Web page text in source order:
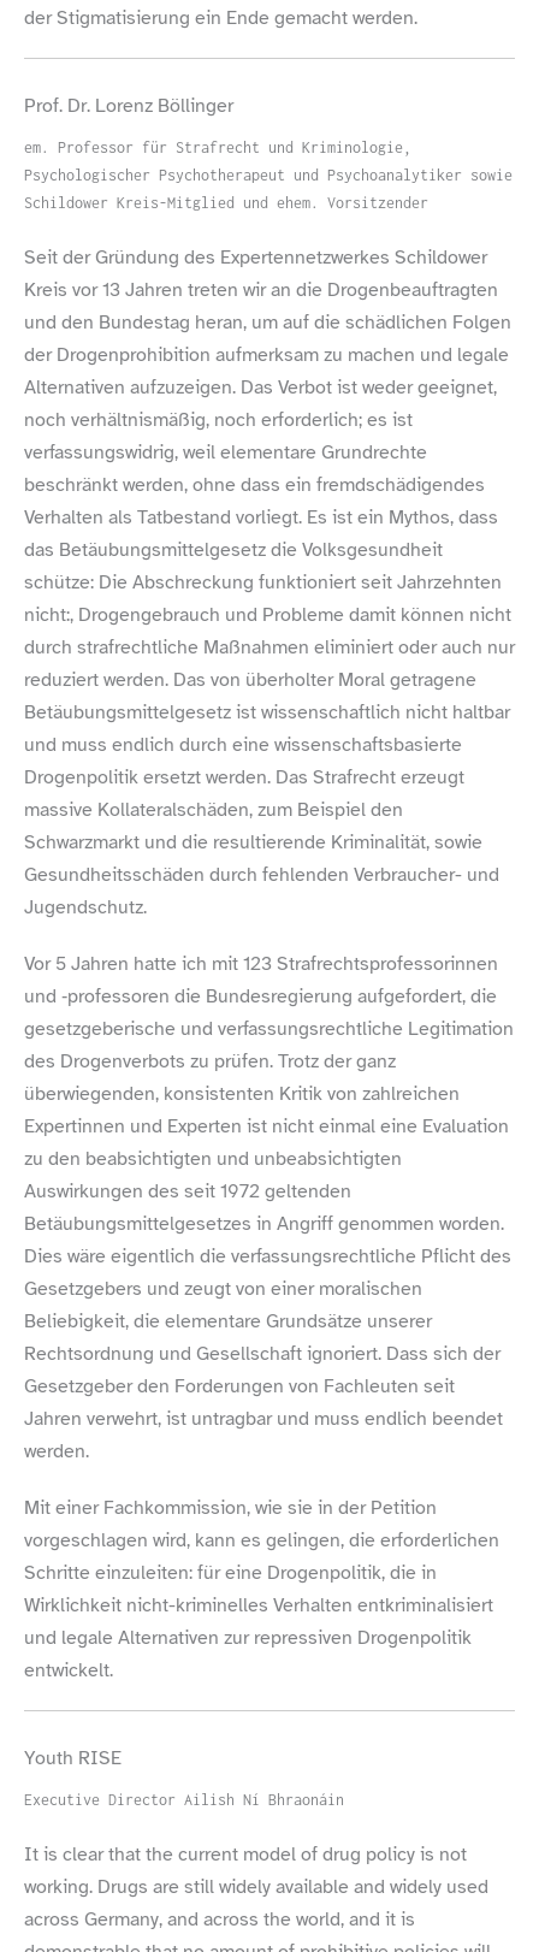
der Stigmatisierung ein Ende gemacht werden.
Prof. Dr. Lorenz Böllinger
em. Professor für Strafrecht und Kriminologie,
Psychologischer Psychotherapeut und Psychoanalytiker sowie
Schildower Kreis-​Mitglied und ehem. Vorsitzender
Seit der Gründung des Expertennetzwerkes Schildower
Kreis vor 13 Jahren treten wir an die Drogenbeauftragten
und den Bundestag heran, um auf die schädlichen Folgen
der Drogenprohibition aufmerksam zu machen und legale
Alternativen aufzuzeigen. Das Verbot ist weder geeignet,
noch verhältnismäßig, noch erforderlich; es ist
verfassungswidrig, weil elementare Grundrechte
beschränkt werden, ohne dass ein fremdschädigendes
Verhalten als Tatbestand vorliegt. Es ist ein Mythos, dass
das Betäubungsmittelgesetz die Volksgesundheit
schütze: Die Abschreckung funktioniert seit Jahrzehnten
nicht:, Drogengebrauch und Probleme damit können nicht
durch strafrechtliche Maßnahmen eliminiert oder auch nur
reduziert werden. Das von überholter Moral getragene
Betäubungsmittelgesetz ist wissenschaftlich nicht haltbar
und muss endlich durch eine wissenschaftsbasierte
Drogenpolitik ersetzt werden. Das Strafrecht erzeugt
massive Kollateralschäden, zum Beispiel den
Schwarzmarkt und die resultierende Kriminalität, sowie
Gesundheitsschäden durch fehlenden Verbraucher- und
Jugendschutz.
Vor 5 Jahren hatte ich mit 123 Strafrechtsprofessorinnen
und ‑professoren die Bundesregierung aufgefordert, die
gesetzgeberische und verfassungsrechtliche Legitimation
des Drogenverbots zu prüfen. Trotz der ganz
überwiegenden, konsistenten Kritik von zahlreichen
Expertinnen und Experten ist nicht einmal eine Evaluation
zu den beabsichtigten und unbeabsichtigten
Auswirkungen des seit 1972 geltenden
Betäubungsmittelgesetzes in Angriff genommen worden.
Dies wäre eigentlich die verfassungsrechtliche Pflicht des
Gesetzgebers und zeugt von einer moralischen
Beliebigkeit, die elementare Grundsätze unserer
Rechtsordnung und Gesellschaft ignoriert. Dass sich der
Gesetzgeber den Forderungen von Fachleuten seit
Jahren verwehrt, ist untragbar und muss endlich beendet
werden.
Mit einer Fachkommission, wie sie in der Petition
vorgeschlagen wird, kann es gelingen, die erforderlichen
Schritte einzuleiten: für eine Drogenpolitik, die in
Wirklichkeit nicht-​kriminelles Verhalten entkriminalisiert
und legale Alternativen zur repressiven Drogenpolitik
entwickelt.
Youth RISE
Executive Director Ailish Ní Bhraonáin
It is clear that the current model of drug policy is not
working. Drugs are still widely available and widely used
across Germany, and across the world, and it is